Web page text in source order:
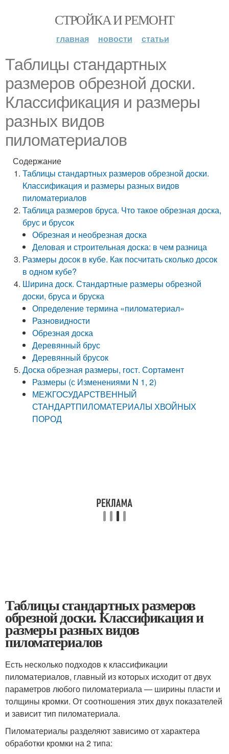
СТРОЙКА И РЕМОНТ
главная новости статьи
Таблицы стандартных
размеров обрезной доски.
Классификация и размеры
разных видов
пиломатериалов
Содержание
Таблицы стандартных размеров обрезной доски.
Классификация и размеры разных видов
пиломатериалов
Таблица размеров бруса. Что такое обрезная доска,
брус и брусок
Обрезная и необрезная доска
Деловая и строительная доска: в чем разница
Размеры досок в кубе. Как посчитать сколько досок
в одном кубе?
Ширина доск. Стандартные размеры обрезной
доски, бруса и бруска
Определение термина «пиломатериал»
Разновидности
Обрезная доска
Деревянный брус
Деревянный брусок
Доска обрезная размеры, гост. Сортамент
Размеры (с Изменениями N 1, 2)
МЕЖГОСУДАРСТВЕННЫЙ
СТАНДАРТПИЛОМАТЕРИАЛЫ ХВОЙНЫХ
ПОРОД
Таблицы стандартных размеров
обрезной доски. Классификация и
размеры разных видов
пиломатериалов
Есть несколько подходов к классификации
пиломатериалов, главный из которых исходит от двух
параметров любого пиломатериала — ширины пласти и
толщины кромки. От соотношения этих двух показателей
и зависит тип пиломатериала.
Пиломатериалы разделяют зависимо от характера
обработки кромки на 2 типа: